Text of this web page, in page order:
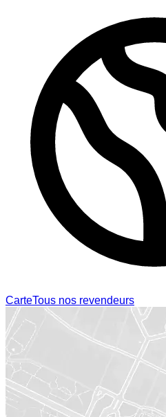
CarteTous nos revendeurs